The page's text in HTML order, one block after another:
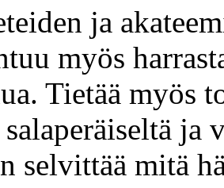
ja
myös
Tietää myös
selvittää mitä